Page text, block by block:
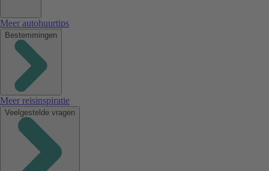
Meer autohuurtips
Bestemmingen
Meer reisinspiratie
Veelgestelde vragen